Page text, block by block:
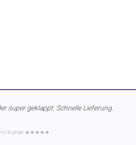
super geklappt. Schnelle Lieferung.
Kunde ★★★★★